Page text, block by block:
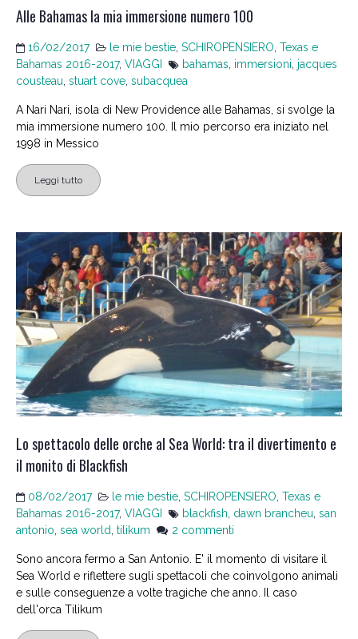
Alle Bahamas la mia immersione numero 100
16/02/2017 le mie bestie SCHIROPENSIERO Texas e
Bahamas 2016-2017, VIAGGI bahamas immersioni jacques
cousteau stuart cove subacquea
A Nari Nari, isola di New Providence alle Bahamas, si svolge la
mia immersione numero 100. Il mio percorso era iniziato nel
1998 in Messico
Leggi tutto
Lo spettacolo delle orche al Sea World: tra il divertimento e
il monito di Blackfish
08/02/2017 le mie bestie SCHIROPENSIERO Texas e
Bahamas 2016-2017, VIAGGI blackfish dawn brancheu san
antonio sea world tilikum 2 commenti
spettacolo
delle
orche
Sono ancora fermo a San Antonio. E' il momento di visitare il
Sea World e riflettere sugli spettacoli che coinvolgono animali
e sulle conseguenze a volte tragiche che anno. Il caso
dell'orca Tilikum